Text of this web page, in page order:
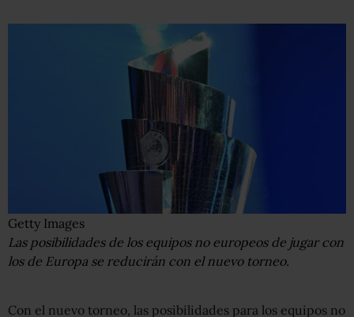
Getty Images
Las posibilidades de los equipos no europeos de jugar con
los de Europa se reducirán con el nuevo torneo.
Con el nuevo torneo, las posibilidades para los equipos no